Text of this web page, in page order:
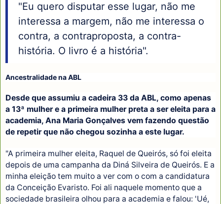
"Eu quero disputar esse lugar, não me
interessa a margem, não me interessa o
contra, a contraproposta, a contra-
história. O livro é a história".
Ancestralidade na ABL
Desde que assumiu a cadeira 33 da ABL, como apenas
a 13ª mulher e a primeira mulher preta a ser eleita para a
academia, Ana Maria Gonçalves vem fazendo questão
de repetir que não chegou sozinha a este lugar.
"A primeira mulher eleita, Raquel de Queirós, só foi eleita
depois de uma campanha da Diná Silveira de Queirós. E a
minha eleição tem muito a ver com o com a candidatura
da Conceição Evaristo. Foi ali naquele momento que a
sociedade brasileira olhou para a academia e falou: 'Ué,